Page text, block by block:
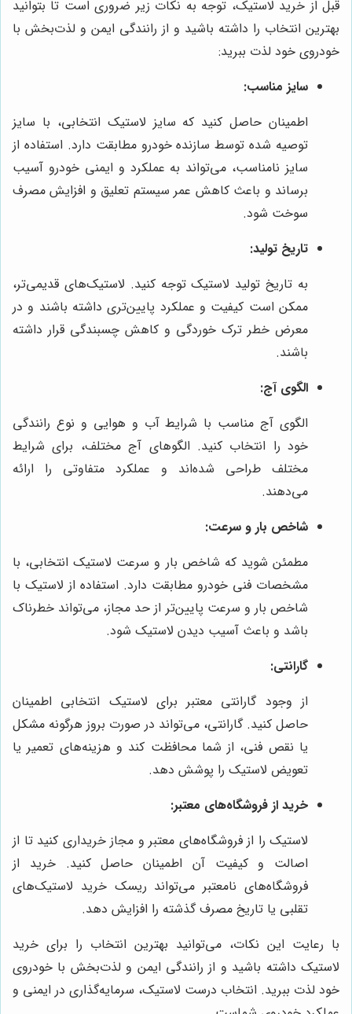
قبل از خرید لاستیک، توجه به نکات زیر ضروری است تا بتوانید
بهترین انتخاب را داشته باشید و از رانندگی ایمن و لذت‌بخش با
خودروی خود لذت ببرید:
سایز مناسب:
اطمینان حاصل کنید که سایز لاستیک انتخابی، با سایز
توصیه شده توسط سازنده خودرو مطابقت دارد. استفاده از
سایز نامناسب، می‌تواند به عملکرد و ایمنی خودرو آسیب
برساند و باعث کاهش عمر سیستم تعلیق و افزایش مصرف
سوخت شود.
تاریخ تولید:
به تاریخ تولید لاستیک توجه کنید. لاستیک‌های قدیمی‌تر،
ممکن است کیفیت و عملکرد پایین‌تری داشته باشند و در
معرض خطر ترک خوردگی و کاهش چسبندگی قرار داشته
باشند.
الگوی آج:
الگوی آج مناسب با شرایط آب و هوایی و نوع رانندگی
خود را انتخاب کنید. الگوهای آج مختلف، برای شرایط
مختلف طراحی شده‌اند و عملکرد متفاوتی را ارائه
می‌دهند.
شاخص بار و سرعت:
مطمئن شوید که شاخص بار و سرعت لاستیک انتخابی، با
مشخصات فنی خودرو مطابقت دارد. استفاده از لاستیک با
شاخص بار و سرعت پایین‌تر از حد مجاز، می‌تواند خطرناک
باشد و باعث آسیب دیدن لاستیک شود.
گارانتی:
از وجود گارانتی معتبر برای لاستیک انتخابی اطمینان
حاصل کنید. گارانتی، می‌تواند در صورت بروز هرگونه مشکل
یا نقص فنی، از شما محافظت کند و هزینه‌های تعمیر یا
تعویض لاستیک را پوشش دهد.
خرید از فروشگاه‌های معتبر:
لاستیک را از فروشگاه‌های معتبر و مجاز خریداری کنید تا از
اصالت و کیفیت آن اطمینان حاصل کنید. خرید از
فروشگاه‌های نامعتبر می‌تواند ریسک خرید لاستیک‌های
تقلبی یا تاریخ مصرف گذشته را افزایش دهد.
با رعایت این نکات، می‌توانید بهترین انتخاب را برای خرید
لاستیک داشته باشید و از رانندگی ایمن و لذت‌بخش با خودروی
خود لذت ببرید. انتخاب درست لاستیک، سرمایه‌گذاری در ایمنی و